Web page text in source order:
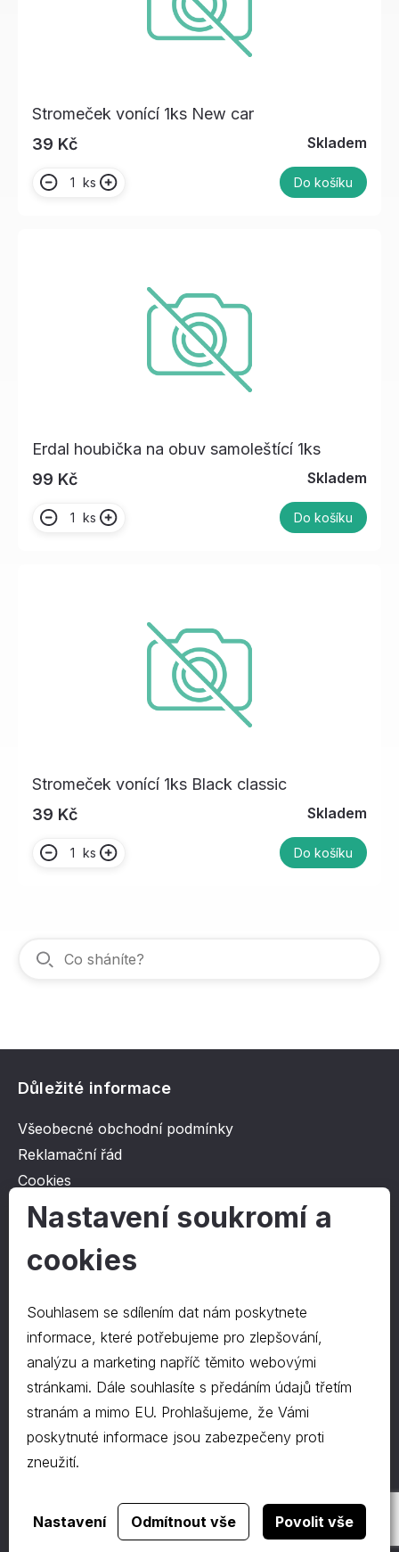
Stromeček vonící 1ks New car
39 Kč
Skladem
ks Do košíku
Erdal houbička na obuv samoleštící 1ks
99 Kč
Skladem
ks Do košíku
Stromeček vonící 1ks Black classic
39 Kč
Skladem
ks Do košíku
Důležité informace
Všeobecné obchodní podmínky
Reklamační řád
Cookies
Ochrana osobních údajů
O společnosti
Kontakt
O nás
Kontakty
577 222 666
©2024 PD-HRAPA s.r.o.
Realizace webudgstudio.
Nastavení soukromí a
cookies
Souhlasem se sdílením dat nám poskytnete
informace, které potřebujeme pro zlepšování,
analýzu a marketing napříč těmito webovými
stránkami. Dále souhlasíte s předáním údajů třetím
stranám a mimo EU. Prohlašujeme, že Vámi
poskytnuté informace jsou zabezpečeny proti
zneužití.
Nastavení Odmítnout vše Povolit vše